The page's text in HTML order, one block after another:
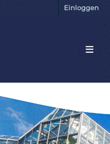
Einloggen